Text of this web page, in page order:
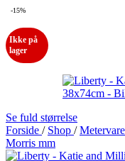
-15%
Ikke på
lager
Se fuld størrelse
Forside / Shop /
Morris mm